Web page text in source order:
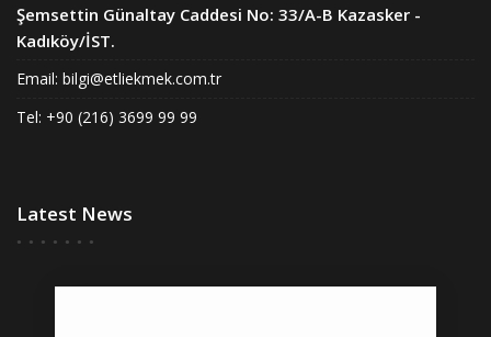
Şemsettin Günaltay Caddesi No: 33/A-B Kazasker -
Kadıköy/İST.
Email: bilgi@etliekmek.com.tr
Tel: +90 (216) 3699 99 99
Latest News